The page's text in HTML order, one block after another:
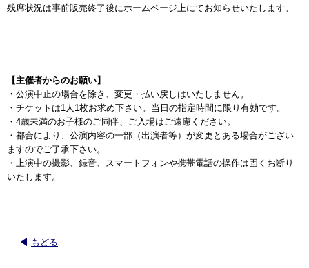
残席状況は事前販売終了後にホームページ上にてお知らせいたします。
【主催者からのお願い】
・ 公演中止の場合を除き、変更・払い戻しはいたしません。
・チケットは1人1枚お求め下さい。当日の指定時間に限り有効です。
・4歳未満のお子様のご同伴、ご入場はご遠慮ください。
・都合により、公演内容の一部（出演者等）が変更とある場合がござい
ますのでご了承下さい。
・上演中の撮影、録音、スマートフォンや携帯電話の操作は固くお断り
いたします。
もどる